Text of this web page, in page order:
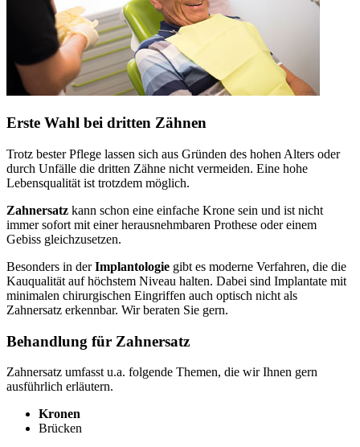
Erste Wahl bei dritten Zähnen
Trotz bester Pflege lassen sich aus Gründen des hohen Alters oder
durch Unfälle die dritten Zähne nicht vermeiden. Eine hohe
Lebensqualität ist trotzdem möglich.
Zahnersatz kann schon eine einfache Krone sein und ist nicht
immer sofort mit einer herausnehmbaren Prothese oder einem
Gebiss gleichzusetzen.
Besonders in derImplantologie gibt es moderne Verfahren, die die
Kauqualität auf höchstem Niveau halten. Dabei sind Implantate mit
minimalen chirurgischen Eingriffen auch optisch nicht als
Zahnersatz erkennbar. Wir beraten Sie gern.
Behandlung für Zahnersatz
Zahnersatz umfasst u.a. folgende Themen, die wir Ihnen gern
ausführlich erläutern.
Kronen
Brücken